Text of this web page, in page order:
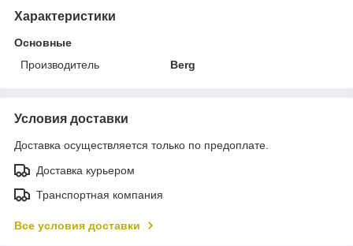
Характеристики
Основные
Производитель
Berg
Условия доставки
Доставка осуществляется только по предоплате.
Доставка курьером
Транспортная компания
Все условия доставки